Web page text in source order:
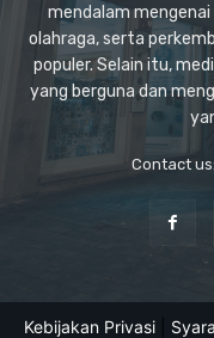
mendalam
olahraga, serta
populer. Selain itu,
yang berguna dan
Contact us:
Kebijakan Privasi